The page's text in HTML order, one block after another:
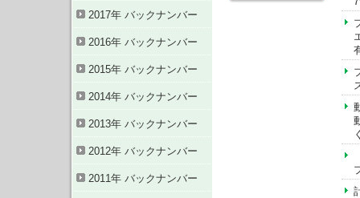
2017年 バックナンバー
2016年 バックナンバー
2015年 バックナンバー
2014年 バックナンバー
2013年 バックナンバー
2012年 バックナンバー
2011年 バックナンバー